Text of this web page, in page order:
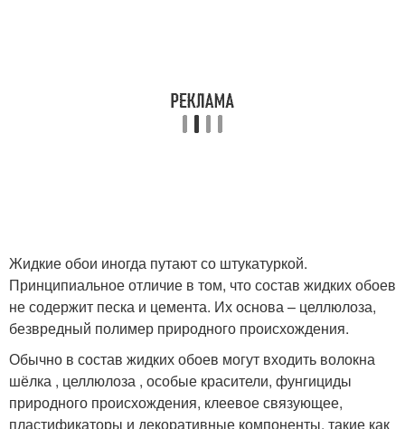
Жидкие обои иногда путают со штукатуркой.
Принципиальное отличие в том, что состав жидких обоев
не содержит песка и цемента. Их основа – целлюлоза,
безвредный полимер природного происхождения.
Обычно в состав жидких обоев могут входить волокна
шёлка , целлюлоза , особые красители, фунгициды
природного происхождения, клеевое связующее,
пластификаторы и декоративные компоненты, такие как